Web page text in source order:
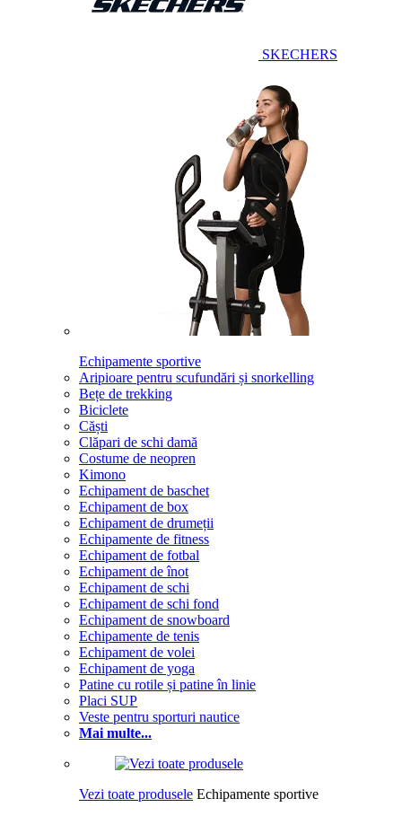
SKECHERS
Echipamente sportive
Aripioare pentru scufundări și snorkelling
Bețe de trekking
Biciclete
Căști
Clăpari de schi damă
Costume de neopren
Kimono
Echipament de baschet
Echipament de box
Echipament de drumeții
Echipamente de fitness
Echipament de fotbal
Echipament de înot
Echipament de schi
Echipament de schi fond
Echipament de snowboard
Echipamente de tenis
Echipament de volei
Echipament de yoga
Patine cu rotile și patine în linie
Placi SUP
Veste pentru sporturi nautice
Mai multe...
Vezi toate produsele Echipamente sportive